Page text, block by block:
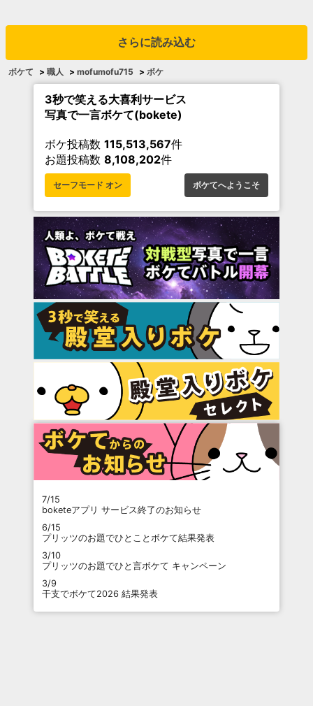
さらに読み込む
ボケて > 職人 > mofumofu715 > ボケ
3秒で笑える大喜利サービス
写真で一言ボケて(bokete)
ボケ投稿数 115,513,567件
お題投稿数 8,108,202件
セーフモード オン ボケてへようこそ
7/15
boketeアプリ サービス終了のお知らせ
6/15
プリッツのお題でひとことボケて結果発表
3/10
プリッツのお題でひと言ボケて キャンペーン
3/9
干支でボケて2026 結果発表